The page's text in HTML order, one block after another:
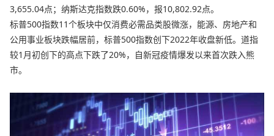
3,655.04点；纳斯达克指数跌0.60%，报10,802.92点。
标普500指数11个板块中仅消费必需品类股微涨，能源、房地产和
公用事业板块跌幅居前，标普500指数创下2022年收盘新低。道指
较1月初创下的高点下跌了20%，自新冠疫情爆发以来首次跌入熊
市。